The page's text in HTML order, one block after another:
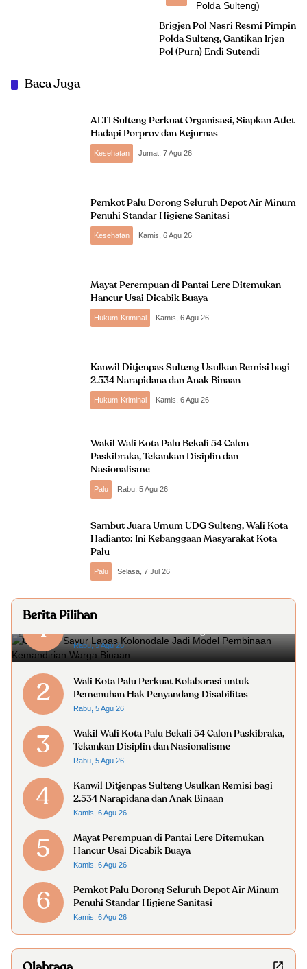
Brigjen Pol Nasri Resmi Pimpin
Polda Sulteng, Gantikan Irjen
Pol (Purn) Endi Sutendi
Baca Juga
ALTI Sulteng Perkuat Organisasi, Siapkan Atlet
Hadapi Porprov dan Kejurnas
Kesehatan Jumat, 7 Agu 26
Pemkot Palu Dorong Seluruh Depot Air Minum
Penuhi Standar Higiene Sanitasi
Kesehatan Kamis, 6 Agu 26
Mayat Perempuan di Pantai Lere Ditemukan
Hancur Usai Dicabik Buaya
Hukum-Kriminal Kamis, 6 Agu 26
Kanwil Ditjenpas Sulteng Usulkan Remisi bagi
2.534 Narapidana dan Anak Binaan
Hukum-Kriminal Kamis, 6 Agu 26
Wakil Wali Kota Palu Bekali 54 Calon
Paskibraka, Tekankan Disiplin dan
Nasionalisme
Palu Rabu, 5 Agu 26
Sambut Juara Umum UDG Sulteng, Wali Kota
Hadianto: Ini Kebanggaan Masyarakat Kota
Palu
Palu Selasa, 7 Jul 26
Berita Pilihan
1
Gerobak Sayur Lapas Kolonodale Jadi Model
Pembinaan Kemandirian Warga Binaan
Rabu, 5 Agu 26
2
Wali Kota Palu Perkuat Kolaborasi untuk
Pemenuhan Hak Penyandang Disabilitas
Rabu, 5 Agu 26
3
Wakil Wali Kota Palu Bekali 54 Calon Paskibraka,
Tekankan Disiplin dan Nasionalisme
Rabu, 5 Agu 26
4
Kanwil Ditjenpas Sulteng Usulkan Remisi bagi
2.534 Narapidana dan Anak Binaan
Kamis, 6 Agu 26
5
Mayat Perempuan di Pantai Lere Ditemukan
Hancur Usai Dicabik Buaya
Kamis, 6 Agu 26
6
Pemkot Palu Dorong Seluruh Depot Air Minum
Penuhi Standar Higiene Sanitasi
Kamis, 6 Agu 26